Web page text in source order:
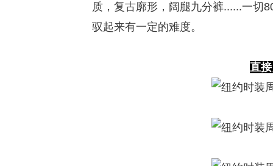
质，复古廓形，阔腿九分裤......一切
驭起来有一定的难度。
直